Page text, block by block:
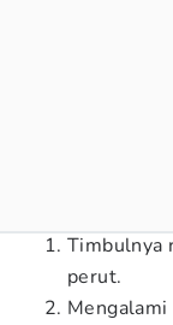
Timbulnya
perut.